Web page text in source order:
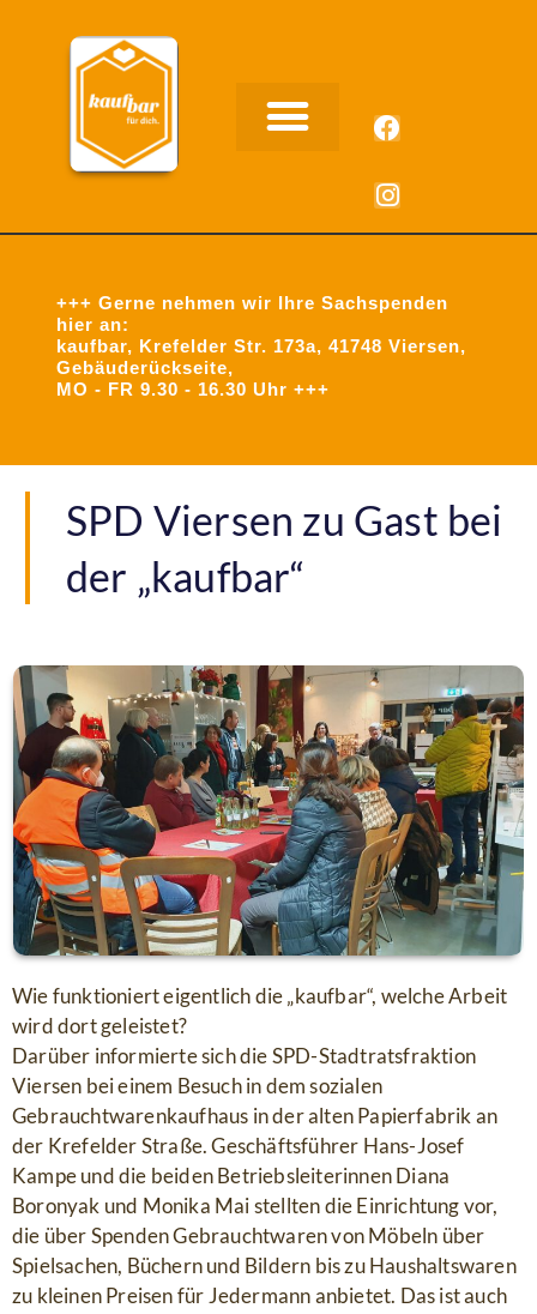
+++ Gerne nehmen wir Ihre Sachspenden
hier an:
kaufbar, Krefelder Str. 173a, 41748 Viersen,
Gebäuderückseite,
MO - FR 9.30 - 16.30 Uhr +++
SPD Viersen zu Gast bei
der „kaufbar“
Wie funktioniert eigentlich die „kaufbar“, welche Arbeit
wird dort geleistet?
Darüber informierte sich die SPD-Stadtratsfraktion
Viersen bei einem Besuch in dem sozialen
Gebrauchtwarenkaufhaus in der alten Papierfabrik an
der Krefelder Straße. Geschäftsführer Hans-Josef
Kampe und die beiden Betriebsleiterinnen Diana
Boronyak und Monika Mai stellten die Einrichtung vor,
die über Spenden Gebrauchtwaren von Möbeln über
Spielsachen, Büchern und Bildern bis zu Haushaltswaren
zu kleinen Preisen für Jedermann anbietet. Das ist auch